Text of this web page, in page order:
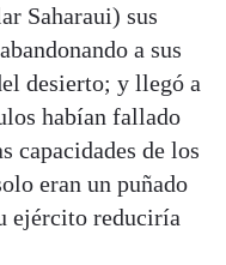
Saharaui) sus
a sus
desierto; y llegó a
habían fallado
capacidades de los
eran un puñado
ejército reduciría